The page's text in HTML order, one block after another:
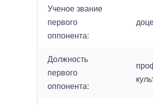
Ученое звание
первого
оппонента:
Должность
первого
оппонента: